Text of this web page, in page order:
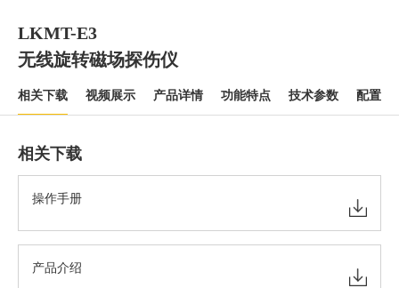
LKMT-E3
无线旋转磁场探伤仪
相关下载 视频展示 产品详情 功能特点 技术参数 配置清
相关下载
操作手册
产品介绍